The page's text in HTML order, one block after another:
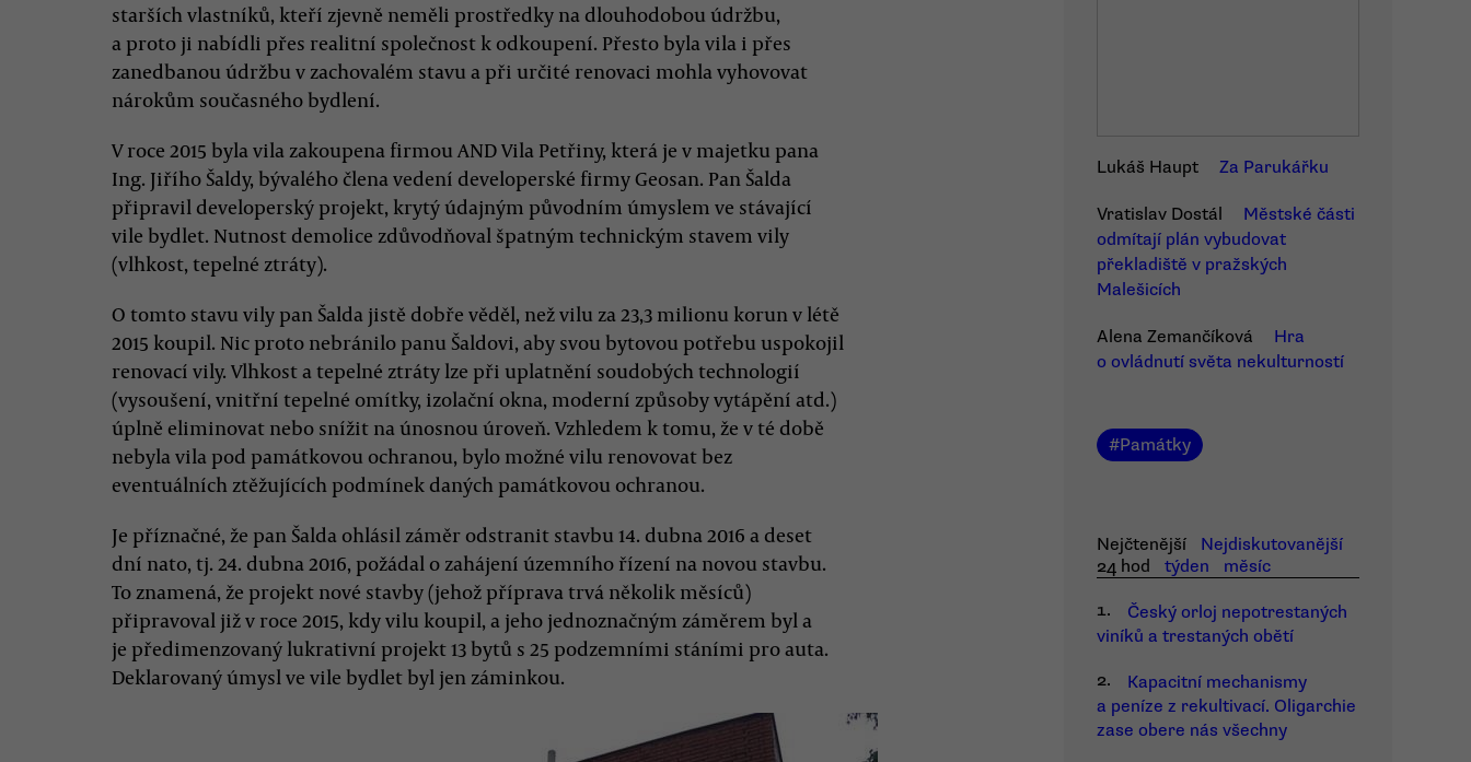
starších vlastníků, kteří zjevně neměli prostředky na dlouhodobou údržbu,
a proto ji nabídli přes realitní společnost k odkoupení. Přesto byla vila i přes
zanedbanou údržbu v zachovalém stavu a při určité renovaci mohla vyhovovat
nárokům současného bydlení.
V roce 2015 byla vila zakoupena firmou AND Vila Petřiny, která je v majetku pana
Ing. Jiřího Šaldy, bývalého člena vedení developerské firmy Geosan. Pan Šalda
připravil developerský projekt, krytý údajným původním úmyslem ve stávající
vile bydlet. Nutnost demolice zdůvodňoval špatným technickým stavem vily
(vlhkost, tepelné ztráty).
O tomto stavu vily pan Šalda jistě dobře věděl, než vilu za 23,3 milionu korun v létě
2015 koupil. Nic proto nebránilo panu Šaldovi, aby svou bytovou potřebu uspokojil
renovací vily. Vlhkost a tepelné ztráty lze při uplatnění soudobých technologií
(vysoušení, vnitřní tepelné omítky, izolační okna, moderní způsoby vytápění atd.)
úplně eliminovat nebo snížit na únosnou úroveň. Vzhledem k tomu, že v té době
nebyla vila pod památkovou ochranou, bylo možné vilu renovovat bez
eventuálních ztěžujících podmínek daných památkovou ochranou.
Je příznačné, že pan Šalda ohlásil záměr odstranit stavbu 14. dubna 2016 a deset
dní nato, tj. 24. dubna 2016, požádal o zahájení územního řízení na novou stavbu.
To znamená, že projekt nové stavby (jehož příprava trvá několik měsíců)
připravoval již v roce 2015, kdy vilu koupil, a jeho jednoznačným záměrem byl a
je předimenzovaný lukrativní projekt 13 bytů s 25 podzemními stáními pro auta.
Deklarovaný úmysl ve vile bydlet byl jen záminkou.
Lukáš Haupt Za Parukářku
Vratislav Dostál
Městské části
odmítají plán vybudovat
překladiště v pražských
Malešicích
Alena Zemančíková
Hra
o ovládnutí světa nekulturností
#Památky
Nejčtenější
Nejdiskutovanější
24 hod
týden
měsíc
1.
Český orloj nepotrestaných
viníků a trestaných obětí
2.
Kapacitní mechanismy
a peníze z rekultivací. Oligarchie
zase obere nás všechny